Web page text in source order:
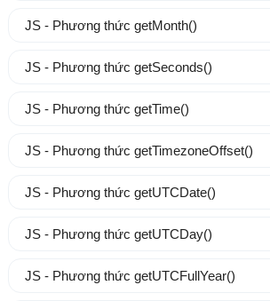
JS - Phương thức getMonth()
JS - Phương thức getSeconds()
JS - Phương thức getTime()
JS - Phương thức getTimezoneOffset()
JS - Phương thức getUTCDate()
JS - Phương thức getUTCDay()
JS - Phương thức getUTCFullYear()